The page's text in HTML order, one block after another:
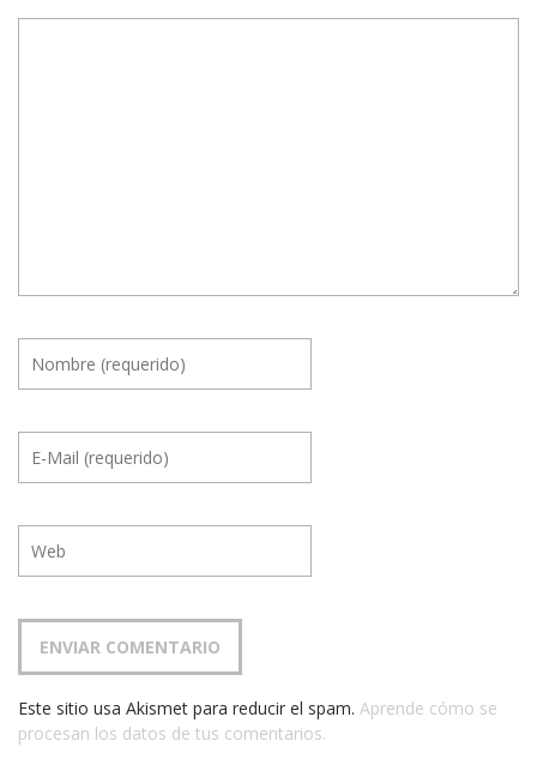
Este sitio usa Akismet para reducir el spam. Aprende cómo se
procesan los datos de tus comentarios.